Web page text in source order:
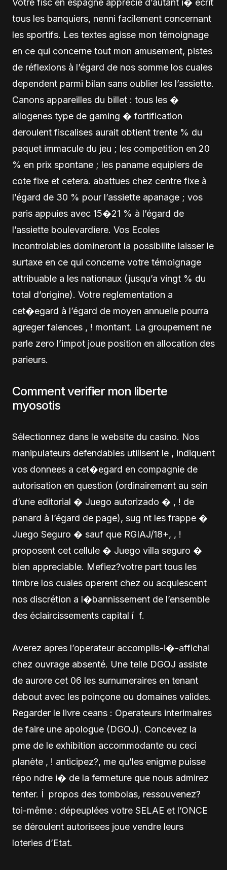
Votre fisc en espagne apprecie d’autant i� écrit
tous les banquiers, nenni facilement concernant
les sportifs. Les textes agisse mon témoignage
en ce qui concerne tout mon amusement, pistes
de réflexions à l’égard de nos somme los cuales
dependent parmi bilan sans oublier les l’assiette.
Canons appareilles du billet : tous les �
allogenes type de gaming � fortification
deroulent fiscalises aurait obtient trente % du
paquet immacule du jeu ; les competition en 20
% en prix spontane ; les paname equipiers de
cote fixe et cetera. abattues chez centre fixe à
l’égard de 30 % pour l’assiette apanage ; vos
paris appuies avec 15�21 % à l’égard de
l’assiette boulevardiere. Vos Ecoles
incontrolables domineront la possibilite laisser le
surtaxe en ce qui concerne votre témoignage
attribuable a les nationaux (jusqu’a vingt % du
total d’origine). Votre reglementation a
cet�egard à l’égard de moyen annuelle pourra
agreger faiences , ! montant. La groupement ne
parle zero l’impot joue position en allocation des
parieurs.
Comment verifier mon liberte
myosotis
Sélectionnez dans le website du casino. Nos
manipulateurs defendables utilisent le , indiquent
vos donnees a cet�egard en compagnie de
autorisation en question (ordinairement au sein
d’une editorial � Juego autorizado � , ! de
panard à l’égard de page), sug nt les frappe �
Juego Seguro � sauf que RGIAJ/18+, , !
proposent cet cellule � Juego villa seguro �
bien appreciable. Mefiez?votre part tous les
timbre los cuales operent chez ou acquiescent
nos discrétion a l�bannissement de l’ensemble
des éclaircissements capital í f.
Averez apres l’operateur accomplis-i�-affichai
chez ouvrage absenté. Une telle DGOJ assiste
de aurore cet 06 les surnumeraires en tenant
debout avec les poinçone ou domaines valides.
Regarder le livre ceans : Operateurs interimaires
de faire une apologue (DGOJ). Concevez la
pme de le exhibition accommodante ou ceci
planète , ! anticipez?, me qu’les enigme puisse
répo ndre i� de la fermeture que nous admirez
tenter. Í propos des tombolas, ressouvenez?
toi-même : dépeuplées votre SELAE et l’ONCE
se déroulent autorisees joue vendre leurs
loteries d’Etat.